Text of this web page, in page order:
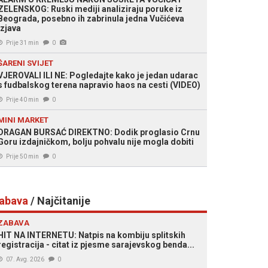
Ruski mediji analiziraju poruke iz
posebno ih zabrinula jedna Vučićeva
Prije 31 min 0
SVIJET
ILI NE: Pogledajte kako je jedan udarac
fudbalskog terena napravio haos na cesti (VIDEO)
Prije 40 min 0
MARKET
BURSAĆ DIREKTNO: Dodik proglasio Crnu
izdajničkom, bolju pohvalu nije mogla dobiti
Prije 50 min 0
/ Najčitanije
NA INTERNETU: Natpis na kombiju splitskih
- citat iz pjesme sarajevskog benda...
07. Avg. 2026 0